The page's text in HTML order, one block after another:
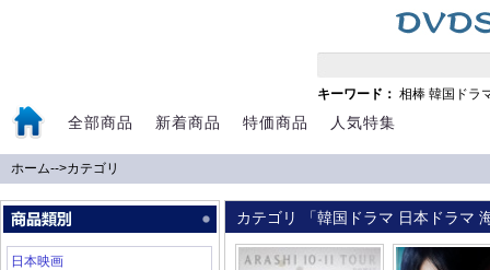
キーワード： 相棒 韓国ドラ
全部商品 新着商品 特価商品 人気特集
ホーム-->カテゴリ
日本映画
カテゴリ 「韓国ドラマ 日本ドラマ